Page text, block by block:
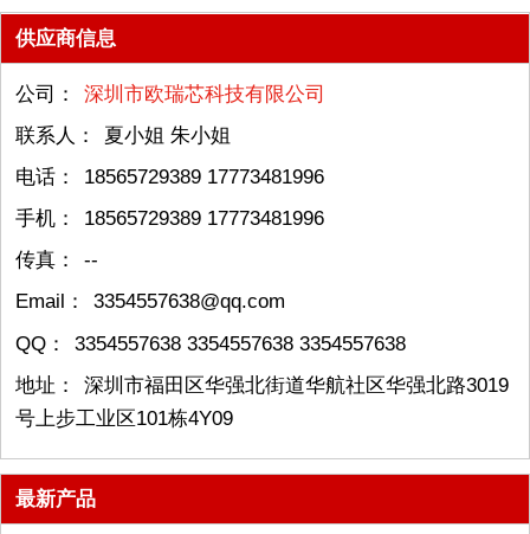
供应商信息
公司：
深圳市欧瑞芯科技有限公司
联系人：
夏小姐 朱小姐
电话：
18565729389 17773481996
手机：
18565729389 17773481996
传真：
--
Email：
3354557638@qq.com
QQ：
3354557638 3354557638 3354557638
地址：
深圳市福田区华强北街道华航社区华强北路3019
号上步工业区101栋4Y09
最新产品